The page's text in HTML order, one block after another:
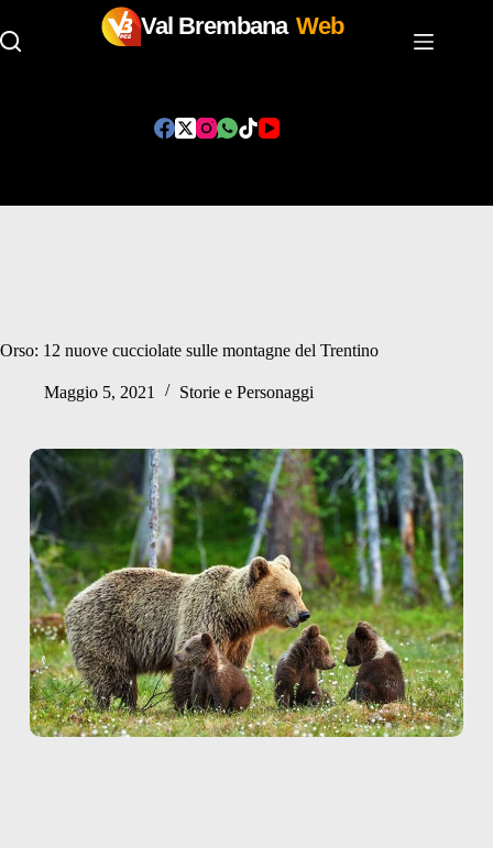
Val Brembana Web
Orso: 12 nuove cucciolate sulle montagne del Trentino
Maggio 5, 2021 Storie e Personaggi